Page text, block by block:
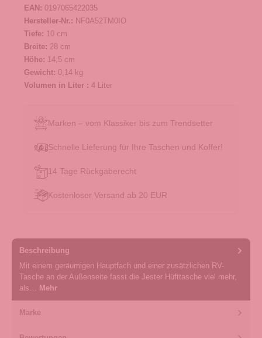
EAN: 0197065422035
Hersteller-Nr.: NF0A52TM0IO
Tiefe: 10 cm
Breite: 28 cm
Höhe: 14,5 cm
Gewicht: 0,14 kg
Volumen in Liter : 4 Liter
Marken – vom Klassiker bis zum Trendsetter
Schnelle Lieferung für Ihre Taschen und Koffer!
14 Tage Rückgaberecht
Kostenloser Versand ab 20 EUR
Beschreibung
Mit einem geräumigen Hauptfach und einer zusätzlichen RV-
Tasche an der Außenseite fasst die Jester Hüfttasche viel mehr,
als…
Mehr
Marke